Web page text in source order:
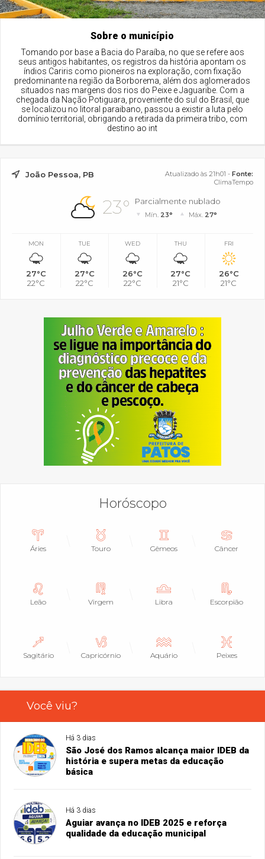
Sobre o município
Tomando por base a Bacia do Paraíba, no que se refere aos
seus antigos habitantes, os registros da história apontam os
índios Cariris como pioneiros na exploração, com fixação
predominante na região da Borborema, além dos aglomerados
situados nas margens dos rios do Peixe e Jaguaribe. Com a
chegada da Nação Potiguara, proveniente do sul do Brasil, que
se localizou no litoral paraibano, passou a existir a luta pelo
domínio territorial, obrigando a retirada da primeira tribo, com
destino ao int
João Pessoa, PB Atualizado às 21h01 - Fonte:
ClimaTempo
23° Parcialmente nublado
Mín. 23° Máx. 27°
MON
27°C
22°C
TUE
27°C
22°C
WED
26°C
22°C
THU
27°C
21°C
FRI
26°C
21°C
Horóscopo
Áries Touro Gêmeos Câncer
Leão Virgem Libra Escorpião
Sagitário Capricórnio Aquário Peixes
Você viu?
Há 3 dias
São José dos Ramos alcança maior IDEB da
história e supera metas da educação
básica
Há 3 dias
Aguiar avança no IDEB 2025 e reforça
qualidade da educação municipal